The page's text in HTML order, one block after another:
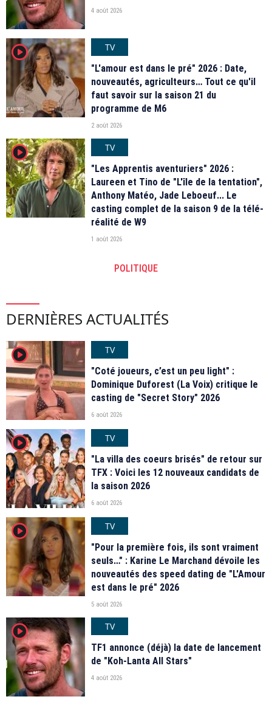
4 août 2026
player2
TV
"L'amour est dans le pré" 2026 : Date,
nouveautés, agriculteurs… Tout ce qu'il
faut savoir sur la saison 21 du
programme de M6
2 août 2026
player2
TV
"Les Apprentis aventuriers" 2026 :
Laureen et Tino de "L'île de la tentation",
Anthony Matéo, Jade Leboeuf... Le
casting complet de la saison 9 de la télé-
réalité de W9
1 août 2026
POLITIQUE
DERNIÈRES ACTUALITÉS
player2
TV
"Coté joueurs, c’est un peu light" :
Dominique Duforest (La Voix) critique le
casting de "Secret Story" 2026
6 août 2026
player2
TV
"La villa des coeurs brisés" de retour sur
TFX : Voici les 12 nouveaux candidats de
la saison 2026
6 août 2026
player2
TV
"Pour la première fois, ils sont vraiment
seuls…" : Karine Le Marchand dévoile les
nouveautés des speed dating de "L'Amour
est dans le pré" 2026
5 août 2026
player2
TV
TF1 annonce (déjà) la date de lancement
de "Koh-Lanta All Stars"
4 août 2026